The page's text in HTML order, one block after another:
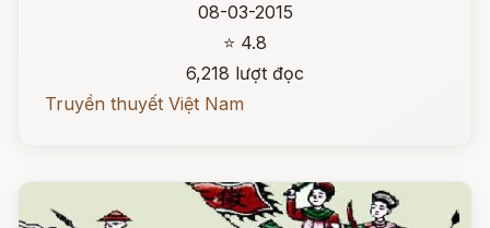
08-03-2015
⭐ 4.8
6,218 lượt đọc
Truyền thuyết Việt Nam